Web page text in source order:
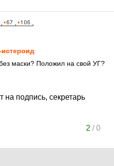
маски? Положил на свой УГ?
на подпись, секретарь
2 /0